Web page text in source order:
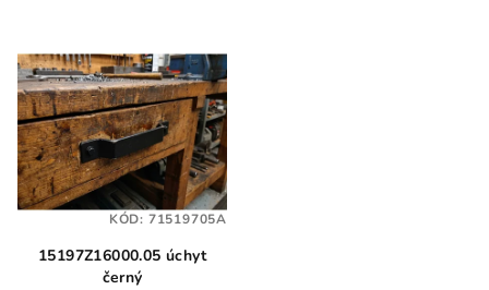
15197Z16000.05 úchyt
černý
KÓD: 71519705A